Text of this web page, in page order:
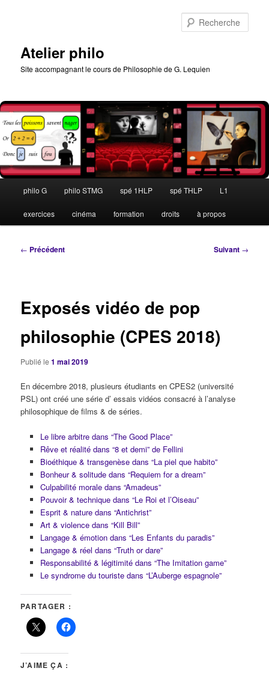
Atelier philo
Site accompagnant le cours de Philosophie de G. Lequien
principal
philo G philo STMG spé 1HLP spé THLP L1
exercices cinéma formation droits à propos
Navigation
← Précédent Suivant →
Exposés vidéo de pop
philosophie (CPES 2018)
Publié le1 mai 2019
En décembre 2018, plusieurs étudiants en CPES2 (université
PSL) ont créé une série d’ essais vidéos consacré à l’analyse
philosophique de films & de séries.
Le libre arbitre dans “The Good Place”
Rêve et réalité dans “8 et demi” de Fellini
Bioéthique & transgenèse dans “La piel que habito”
Bonheur & solitude dans “Requiem for a dream”
Culpabilité morale dans “Amadeus”
Pouvoir & technique dans “Le Roi et l’Oiseau”
Esprit & nature dans “Antichrist”
Art & violence dans “Kill Bill”
Langage & émotion dans “Les Enfants du paradis”
Langage & réel dans “Truth or dare”
Responsabilité & légitimité dans “The Imitation game”
Le syndrome du touriste dans “L’Auberge espagnole”
PARTAGER :
J’AIME ÇA :